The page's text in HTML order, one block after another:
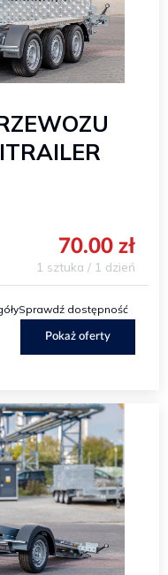
70.00 zł
1 sztuka / 1 dzień
Sprawdź dostępność
Pokaż oferty